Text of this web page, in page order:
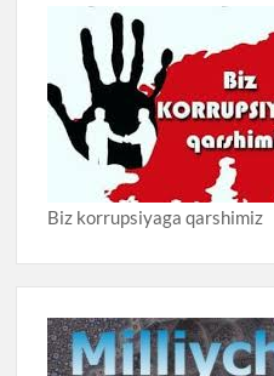
Biz korrupsiyaga qarshimiz